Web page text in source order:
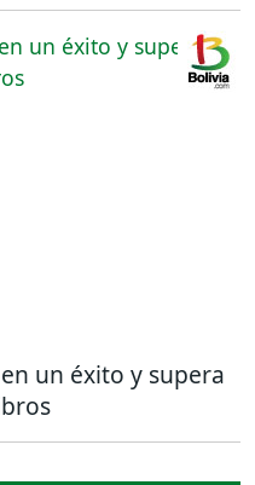
un éxito y supera